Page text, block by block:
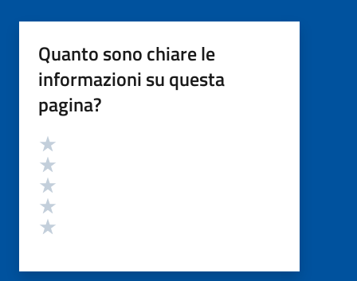
Quanto sono chiare le
informazioni su questa
pagina?
Valutazione